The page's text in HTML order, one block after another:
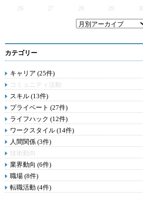
26
27 28 29 30
カテゴリー
キャリア (25件)
コミュニティ活動
スキル (13件)
プライベート (27件)
ライフハック (12件)
ワークスタイル (14件)
人間関係 (3件)
技術動向
業界動向 (6件)
職場 (8件)
転職活動 (4件)